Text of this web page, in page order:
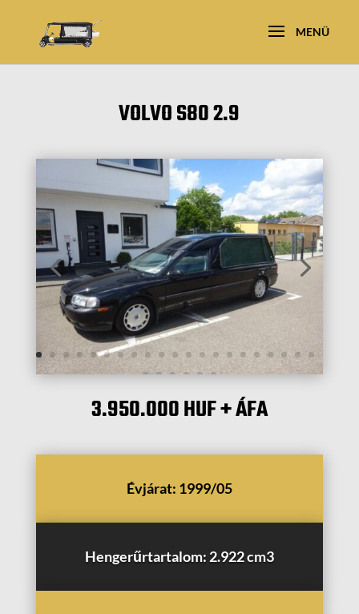
VOLVO S80 2.9
3.950.000 HUF+ ÁFA
Évjárat: 1999/05
Hengerűrtartalom: 2.922 cm3